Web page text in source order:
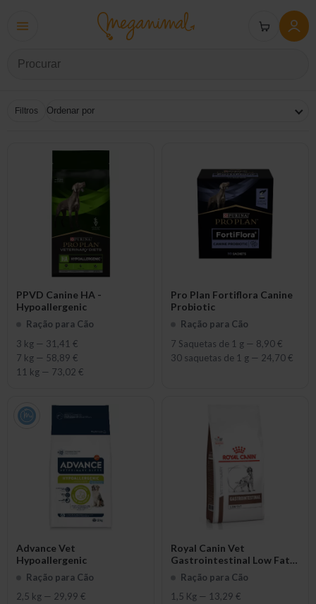
Filtros
PPVD Canine HA -
Hypoallergenic
Ração para Cão
3 kg — 31,41 €
7 kg — 58,89 €
11 kg — 73,02 €
Pro Plan Fortiflora Canine
Probiotic
Ração para Cão
7 Saquetas de 1 g — 8,90 €
30 saquetas de 1 g — 24,70 €
Advance Vet
Hypoallergenic
Ração para Cão
2,5 kg — 29,99 €
Royal Canin Vet
Gastrointestinal Low Fat
Canine
Ração para Cão
1,5 Kg — 13,29 €